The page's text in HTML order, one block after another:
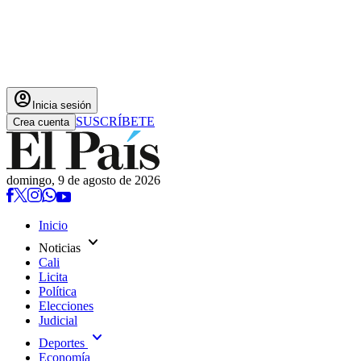
account_circle Inicia sesión
Crea cuenta SUSCRÍBETE
domingo, 9 de agosto de 2026
Inicio
Noticias expand_more
Cali
Licita
Política
Elecciones
Judicial
Deportes expand_more
Economía